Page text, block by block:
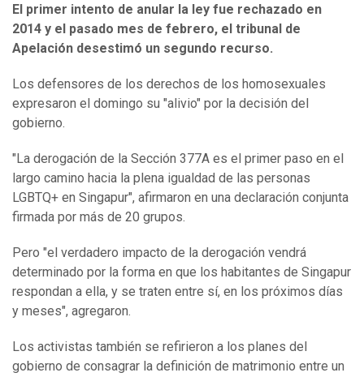
El primer intento de anular la ley fue rechazado en
2014 y el pasado mes de febrero, el tribunal de
Apelación desestimó un segundo recurso.
Los defensores de los derechos de los homosexuales
expresaron el domingo su "alivio" por la decisión del
gobierno.
"La derogación de la Sección 377A es el primer paso en el
largo camino hacia la plena igualdad de las personas
LGBTQ+ en Singapur", afirmaron en una declaración conjunta
firmada por más de 20 grupos.
Pero "el verdadero impacto de la derogación vendrá
determinado por la forma en que los habitantes de Singapur
respondan a ella, y se traten entre sí, en los próximos días
y meses", agregaron.
Los activistas también se refirieron a los planes del
gobierno de consagrar la definición de matrimonio entre un